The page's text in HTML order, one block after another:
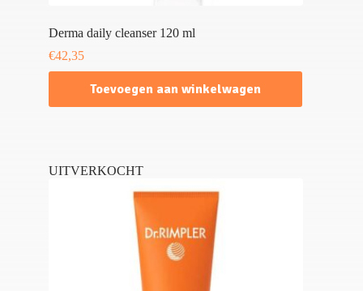
Derma daily cleanser 120 ml
€42,35
Toevoegen aan winkelwagen
UITVERKOCHT